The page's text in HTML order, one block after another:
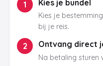
1 Kies je bundel
Kies je
bij je reis.
2 Ontvang direct
Na betaling sturen